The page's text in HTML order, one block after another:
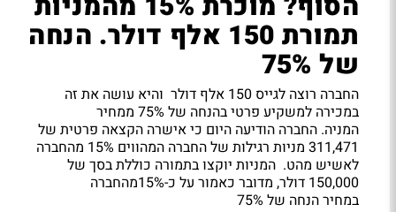
תמורת 150 אלף דולר. הנחה
של 75%
החברה רוצה לגייס 150 אלף דולר והיא עושה את זה
במכירה למשקיע פרטי בהנחה של 75% ממחיר
המניה. החברה הודיעה היום כי אישרה הקצאה פרטית של
311,471 מניות רגילות של החברה המהווים 15% מהחברה
לאשיש מהט. המניות יוקצו בתמורה כוללת בסך של
150,000 דולר, מדובר כאמור על כ-15%מהחברה
במחיר הנחה של 75%